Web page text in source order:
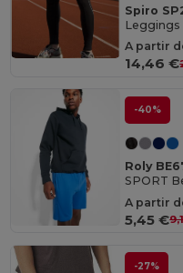
Spiro
A partir
14,46 €
-40%
Roly
A partir
5,45 €
-27%